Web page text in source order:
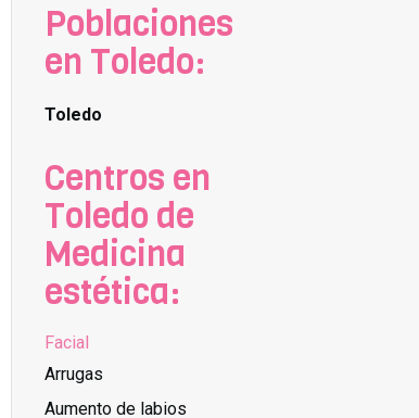
Poblaciones
en Toledo:
Toledo
Centros en
Toledo de
Medicina
estética:
Facial
Arrugas
Aumento de labios